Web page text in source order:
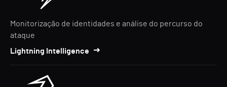
Monitorização de identidades e análise do percurso do
ataque
Lightning Intelligence